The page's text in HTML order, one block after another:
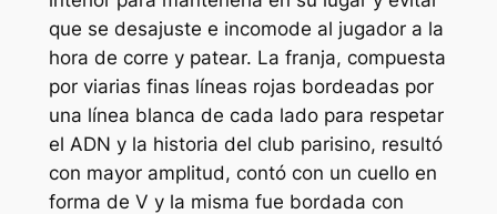
que se desajuste e incomode al jugador a la
hora de corre y patear. La franja, compuesta
por viarias finas líneas rojas bordeadas por
una línea blanca de cada lado para respetar
el ADN y la historia del club parisino, resultó
con mayor amplitud, contó con un cuello en
forma de V y la misma fue bordada con